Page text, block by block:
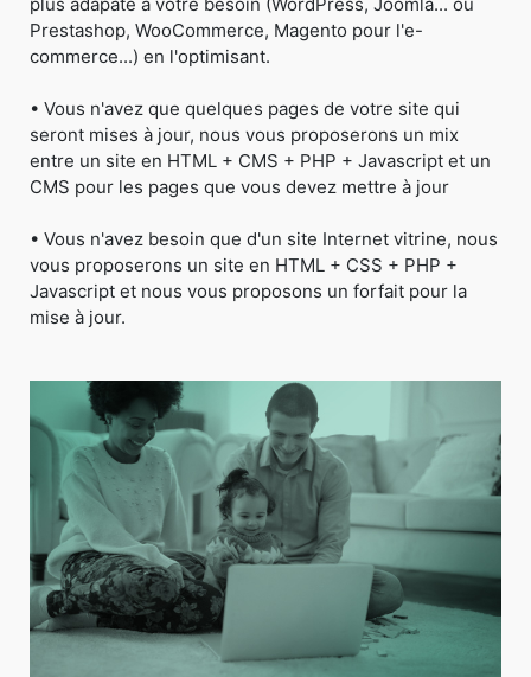
Prestashop, WooCommerce, Magento pour l'e-
commerce...) en l'optimisant.
• Vous n'avez que quelques pages de votre site qui
seront mises à jour, nous vous proposerons un mix
entre un site en HTML + CMS + PHP + Javascript et un
CMS pour les pages que vous devez mettre à jour
• Vous n'avez besoin que d'un site Internet vitrine, nous
vous proposerons un site en HTML + CSS + PHP +
Javascript et nous vous proposons un forfait pour la
mise à jour.